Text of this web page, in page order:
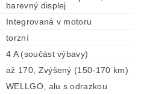
barevný displej
Integrovaná v motoru
torzní
4 A (součást výbavy)
až 170, Zvýšený (150-170 km)
WELLGO, alu s odrazkou